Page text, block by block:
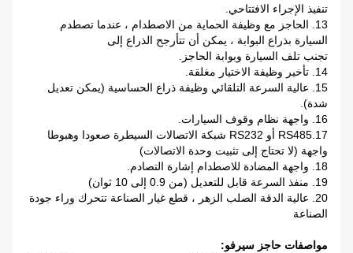
تنفيذ الإجراء الافتتاحي.
13. الحاجز مع وظيفة الحماية من الاصطدام ، عندما تصطدم
السيارة بذراع البوابة ، يمكن أن تتأرجح الذراع إلى
تجنب تلف السيارة وبوابة الحاجز.
14. تأخير وظيفة الاختيار مغلقة.
15. عالية السرعة التلقائي وظيفة ذراع الحساسية (يمكن تعديل
شدة).
16. واجهة نظام وقوف السيارات.
17.RS485 أو RS232 شبكة الاتصالات السيطرة صعودا وهبوطا
واجهة (لا تحتاج إلى تثبيت وحدة الاتصالات)
18. واجهة المضادة للاصطدام إشارة التصادم.
19. منفذ السرعة قابل للتعديل (من 0.9 إلى 10 ثوان)
20. عالية الدقة الصلب الزهر ، قطع غيار الصناعة تتحرك وراء جودة
الصناعة
مواصفات حاجز سيرفو: